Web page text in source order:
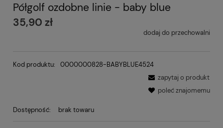
Półgolf ozdobne linie - baby blue
35,90 zł
dodaj do przechowalni
Kod produktu:
0000000828-BABYBLUE4524
zapytaj o produkt
poleć znajomemu
Dostępność: brak towaru